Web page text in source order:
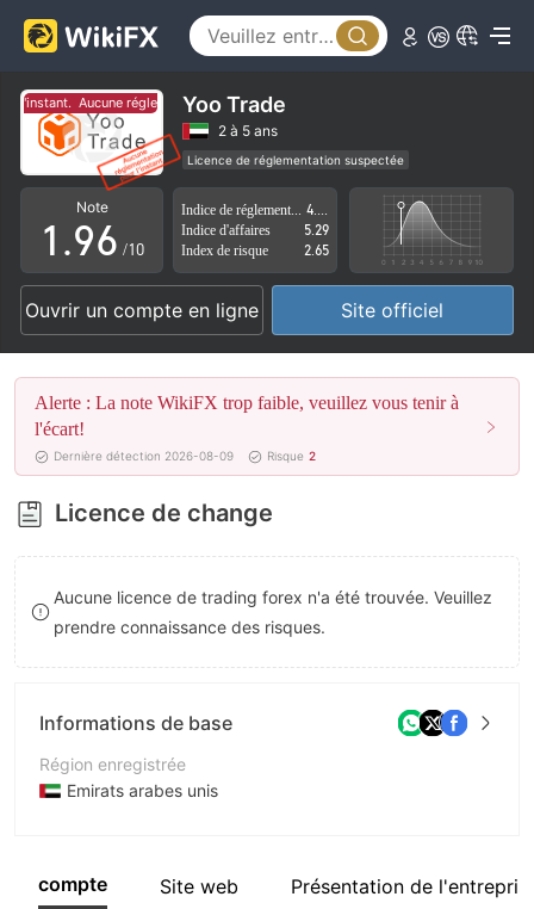
l'instant. Aucune réglementation pour l'instant.
Yoo Trade
2 à 5 ans
Licence de réglementation suspectée
Région d'affaires suspectée
Risque élevé potentiel
Note
0
1
2
3
4
5
6
7
8
9
.
5
6
7
8
9
2
3
4
5
6
7
8
9
/10
Indice d'affaires
5.29
Index de risque
2.65
Ouvrir un compte en ligne Site officiel
Alerte : La note WikiFX trop faible, veuillez vous tenir à
l'écart!
Dernière détection 2026-08-09 Risque 2
Licence de change
Aucune licence de trading forex n'a été trouvée. Veuillez
prendre connaissance des risques.
Informations de base
Région enregistrée
Emirats arabes unis
Société
compte Site web Présentation de